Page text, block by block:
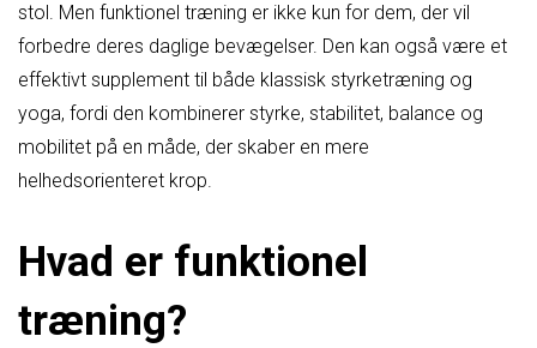
stol. Men funktionel træning er ikke kun for dem, der vil
forbedre deres daglige bevægelser. Den kan også være et
effektivt supplement til både klassisk styrketræning og
yoga, fordi den kombinerer styrke, stabilitet, balance og
mobilitet på en måde, der skaber en mere
helhedsorienteret krop.
Hvad er funktionel
træning?